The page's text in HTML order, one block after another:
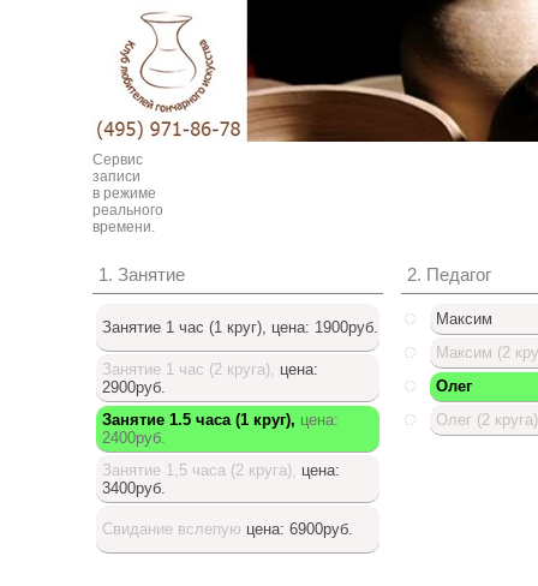
Сервис
записи
в режиме
реального
времени.
1. Занятие 2. Педагог
Занятие 1 час (1 круг), цена: 1900руб.
Занятие 1 час (2 круга), цена:
2900руб.
Занятие 1.5 часа (1 круг), цена:
2400руб.
Занятие 1,5 часа (2 круга), цена:
3400руб.
Свидание вслепую цена: 6900руб.
Максим
Максим (2
Олег
Олег (2 круга)